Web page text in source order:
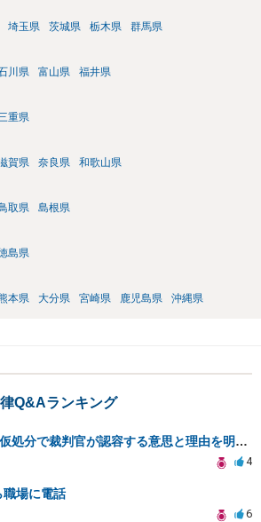
埼玉県 茨城県 栃木県 群馬県
川県 富山県 福井県
重県
賀県 奈良県 和歌山県
取県 島根県
島県
本県 大分県 宮崎県 鹿児島県 沖縄県
Q&Aランキング
Xの開示請求、仮処分で裁判官が認容する意思と理由を明確化しても、相手側は争って引き延ばしますか
4
職場に電話
6